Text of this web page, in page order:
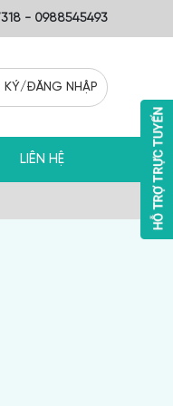
- 0988545493
KÝ/ĐĂNG NHẬP
LIÊN HỆ